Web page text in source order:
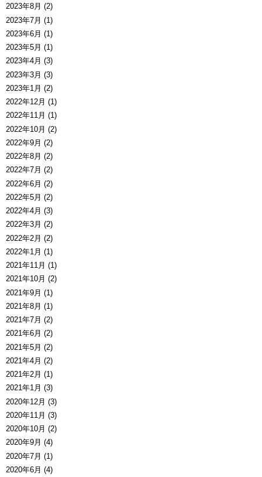
2023年8月 (2)
2023年7月 (1)
2023年6月 (1)
2023年5月 (1)
2023年4月 (3)
2023年3月 (3)
2023年1月 (2)
2022年12月 (1)
2022年11月 (1)
2022年10月 (2)
2022年9月 (2)
2022年8月 (2)
2022年7月 (2)
2022年6月 (2)
2022年5月 (2)
2022年4月 (3)
2022年3月 (2)
2022年2月 (2)
2022年1月 (1)
2021年11月 (1)
2021年10月 (2)
2021年9月 (1)
2021年8月 (1)
2021年7月 (2)
2021年6月 (2)
2021年5月 (2)
2021年4月 (2)
2021年2月 (1)
2021年1月 (3)
2020年12月 (3)
2020年11月 (3)
2020年10月 (2)
2020年9月 (4)
2020年7月 (1)
2020年6月 (4)